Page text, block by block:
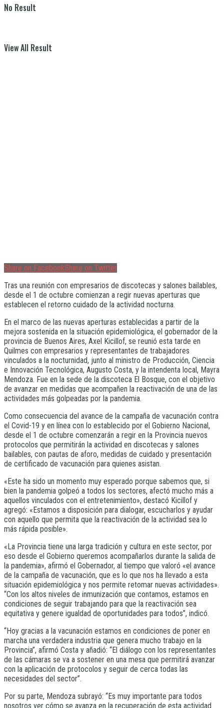
No Result
View All Result
Share on FacebookShare on Twitter
Tras una reunión con empresarios de discotecas y salones bailables,
desde el 1 de octubre comienzan a regir nuevas aperturas que
establecen el retorno cuidado de la actividad nocturna.
En el marco de las nuevas aperturas establecidas a partir de la
mejora sostenida en la situación epidemiológica, el gobernador de la
provincia de Buenos Aires, Axel Kicillof, se reunió esta tarde en
Quilmes con empresarios y representantes de trabajadores
vinculados a la nocturnidad, junto al ministro de Producción, Ciencia
e Innovación Tecnológica, Augusto Costa, y la intendenta local, Mayra
Mendoza. Fue en la sede de la discoteca El Bosque, con el objetivo
de avanzar en medidas que acompañen la reactivación de una de las
actividades más golpeadas por la pandemia.
Como consecuencia del avance de la campaña de vacunación contra
el Covid-19 y en línea con lo establecido por el Gobierno Nacional,
desde el 1 de octubre comenzarán a regir en la Provincia nuevos
protocolos que permitirán la actividad en discotecas y salones
bailables, con pautas de aforo, medidas de cuidado y presentación
de certificado de vacunación para quienes asistan.
«Este ha sido un momento muy esperado porque sabemos que, si
bien la pandemia golpeó a todos los sectores, afectó mucho más a
aquellos vinculados con el entretenimiento», destacó Kicillof y
agregó: «Estamos a disposición para dialogar, escucharlos y ayudar
con aquello que permita que la reactivación de la actividad sea lo
más rápida posible».
«La Provincia tiene una larga tradición y cultura en este sector, por
eso desde el Gobierno queremos acompañarlos durante la salida de
la pandemia», afirmó el Gobernador, al tiempo que valoró «el avance
de la campaña de vacunación, que es lo que nos ha llevado a esta
situación epidemiológica y nos permite retomar nuevas actividades».
“Con los altos niveles de inmunización que contamos, estamos en
condiciones de seguir trabajando para que la reactivación sea
equitativa y genere igualdad de oportunidades para todos”, indicó.
“Hoy gracias a la vacunación estamos en condiciones de poner en
marcha una verdadera industria que genera mucho trabajo en la
Provincia”, afirmó Costa y añadió: “El diálogo con los representantes
de las cámaras se va a sostener en una mesa que permitirá avanzar
con la aplicación de protocolos y seguir de cerca todas las
necesidades del sector”.
Por su parte, Mendoza subrayó: “Es muy importante para todos
nosotros ver cómo se avanza en la recuperación de esta actividad